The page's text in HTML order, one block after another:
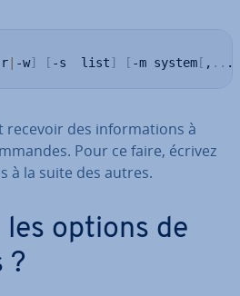
-w] [ -s  list] [ -m system [ , .. .
recevoir des in­for­ma­tions à
Pour ce faire, écrivez
à la suite des autres.
les options de
?